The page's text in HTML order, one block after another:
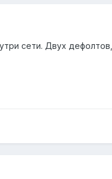
сети. Двух